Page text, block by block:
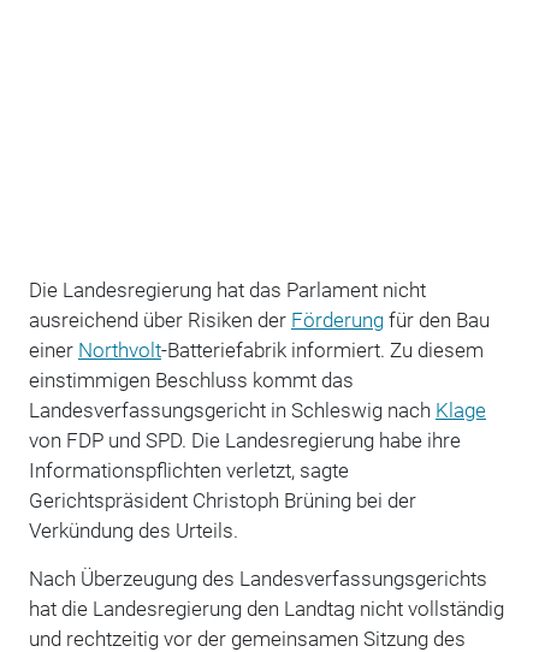
Die Landesregierung hat das Parlament nicht
ausreichend über Risiken der Förderungfür den Bau
einer Northvolt-Batteriefabrik informiert. Zu diesem
einstimmigen Beschluss kommt das
Landesverfassungsgericht in Schleswig nach Klage
von FDP und SPD. Die Landesregierung habe ihre
Informationspflichten verletzt, sagte
Gerichtspräsident Christoph Brüning bei der
Verkündung des Urteils.
Nach Überzeugung des Landesverfassungsgerichts
hat die Landesregierung den Landtag nicht vollständig
und rechtzeitig vor der gemeinsamen Sitzung des